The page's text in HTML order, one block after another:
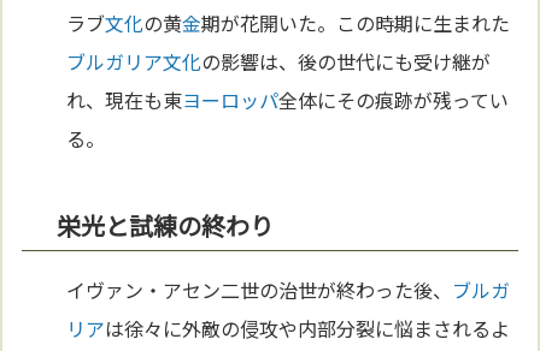
ラブ文化の黄金期が花開いた。この時期に生まれた
ブルガリア文化の影響は、後の世代にも受け継が
れ、現在も東ヨーロッパ全体にその痕跡が残ってい
る。
栄光と試練の終わり
イヴァン・アセン二世の治世が終わった後、 ブルガ
リアは徐々に外敵の侵攻や内部分裂に悩まされるよ